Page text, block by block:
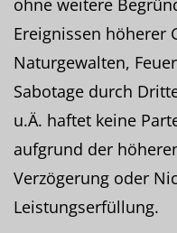
ohne weitere
Ereignissen höherer
Naturgewalten,
Sabotage durch
u.Ä. haftet keine
aufgrund der
Verzögerung oder
Leistungserfüllung.